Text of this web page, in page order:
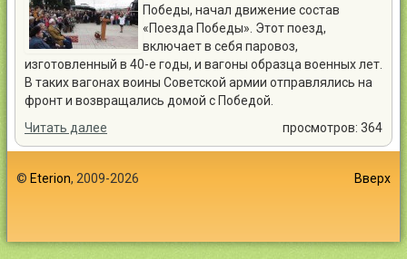
Победы, начал движение состав
«Поезда Победы». Этот поезд,
включает в себя паровоз,
изготовленный в 40-е годы, и вагоны образца военных лет.
В таких вагонах воины Советской армии отправлялись на
фронт и возвращались домой с Победой.
Читать далее
просмотров: 364
© Eterion, 2009-2026 Вверх